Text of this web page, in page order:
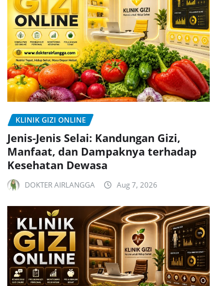
KLINIK GIZI ONLINE
Jenis-Jenis Selai: Kandungan Gizi,
Manfaat, dan Dampaknya terhadap
Kesehatan Dewasa
DOKTER AIRLANGGA Aug 7, 2026